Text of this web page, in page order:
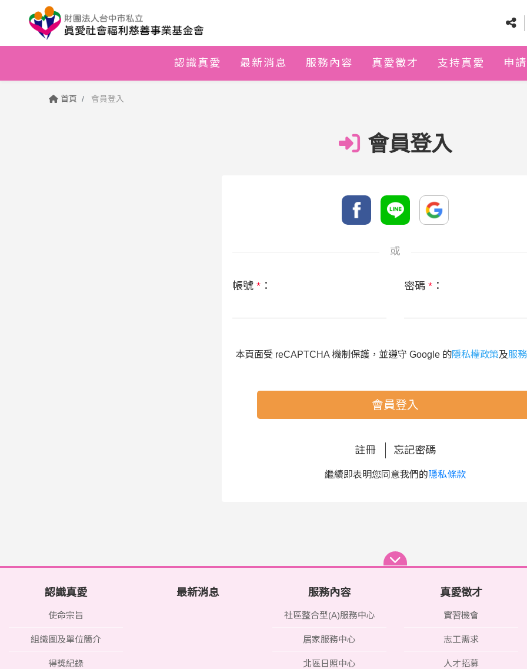
認識真愛 最新消息 服務內容 真愛徵才 支持真愛 申
首頁 會員登入
會員登入
或
帳號 * ： 密碼 * ：
本頁面受 reCAPTCHA 機制保護，並遵守 Google 的隱私權政策及服
會員登入
註冊 忘記密碼
繼續即表明您同意我們的隱私條款
認識真愛
使命宗旨
組織圖及單位簡介
得獎紀錄
最新消息 服務內容
社區整合型(A)服務中心
居家服務中心
北區日照中心
真愛徵才
實習機會
志工需求
人才招募